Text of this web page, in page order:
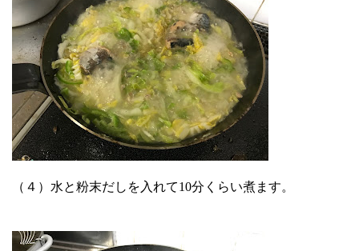
（４）水と粉末だしを入れて10分くらい煮ます。